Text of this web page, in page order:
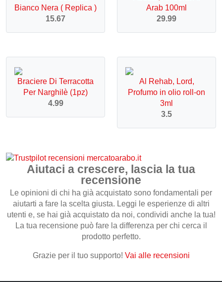
Bianco Nera ( Replica )
15.67
Arab 100ml
29.99
Braciere Di Terracotta
Per Narghilè (1pz)
4.99
Al Rehab, Lord,
Profumo in olio roll-on
3ml
3.5
Aiutaci a crescere, lascia la tua
recensione
Le opinioni di chi ha già acquistato sono fondamentali per
aiutarti a fare la scelta giusta. Leggi le esperienze di altri
utenti e, se hai già acquistato da noi, condividi anche la tua!
La tua recensione può fare la differenza per chi cerca il
prodotto perfetto.
Grazie per il tuo supporto! Vai alle recensioni